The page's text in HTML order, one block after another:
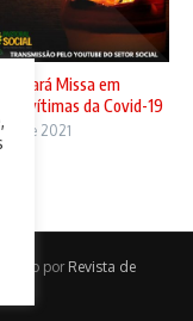
sediará Missa em
vítimas da Covid-19
de 2021
por Revista de